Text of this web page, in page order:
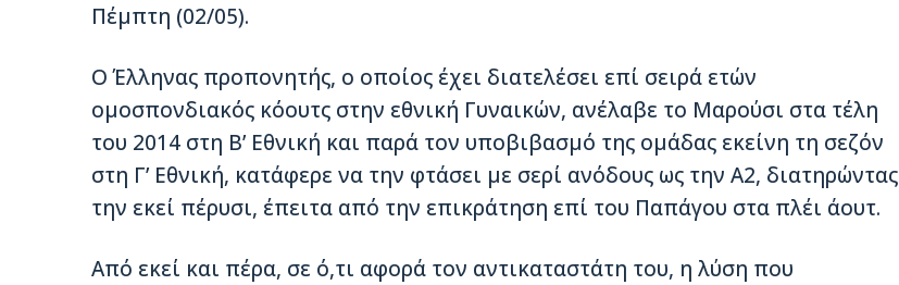
Πέμπτη (02/05).
Ο Έλληνας προπονητής, ο οποίος έχει διατελέσει επί σειρά ετών
ομοσπονδιακός κόουτς στην εθνική Γυναικών, ανέλαβε το Μαρούσι στα τέλη
του 2014 στη Β’ Εθνική και παρά τον υποβιβασμό της ομάδας εκείνη τη σεζόν
στη Γ’ Εθνική, κατάφερε να την φτάσει με σερί ανόδους ως την Α2, διατηρώντας
την εκεί πέρυσι, έπειτα από την επικράτηση επί του Παπάγου στα πλέι άουτ.
Από εκεί και πέρα, σε ό,τι αφορά τον αντικαταστάτη του, η λύση που